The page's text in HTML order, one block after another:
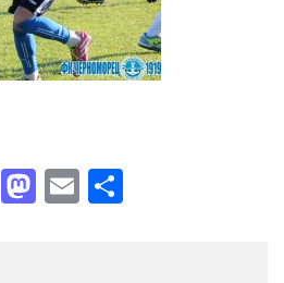
Facebook
Mastodon
Email